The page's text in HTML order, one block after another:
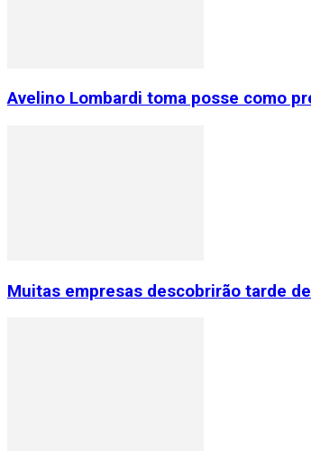
Avelino Lombardi toma posse como
Muitas empresas descobrirão tarde